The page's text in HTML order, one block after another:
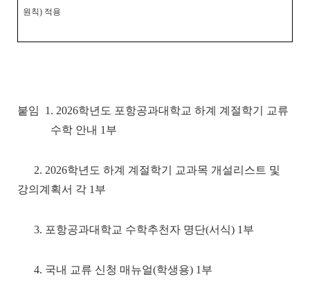
원칙) 적용
붙임 1. 2026학년도 포항공과대학교 하계 계절학기 교류
수학 안내 1부
2. 2026학년도 하계 계절학기 교과목 개설리스트 및
강의계획서 각 1부
3. 포항공과대학교 수학추천자 명단(서식) 1부
4. 국내 교류 신청 매뉴얼(학생용) 1부